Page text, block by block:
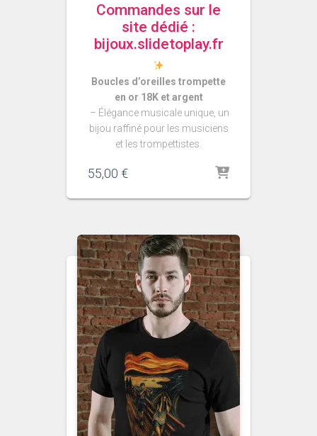
Commandes sur le
site dédié :
bijoux.slidetoplay.fr
Boucles d’oreilles trompette
en or 18K et argent
– Élégance musicale unique, un
bijou raffiné pour les musiciens
et les trompettistes.
55,00 €